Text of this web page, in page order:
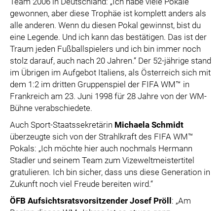
gewonnen, aber diese Trophäe ist komplett anders als
alle anderen. Wenn du diesen Pokal gewinnst, bist du
eine Legende. Und ich kann das bestätigen. Das ist der
Traum jeden Fußballspielers und ich bin immer noch
stolz darauf, auch nach 20 Jahren.“ Der 52-jährige stand
im Übrigen im Aufgebot Italiens, als Österreich sich mit
dem 1:2 im dritten Gruppenspiel der FIFA WM™ in
Frankreich am 23. Juni 1998 für 28 Jahre von der WM-
Bühne verabschiedete.
Auch Sport-Staatssekretärin Michaela Schmidt
überzeugte sich von der Strahlkraft des FIFA WM™
Pokals: „Ich möchte hier auch nochmals Hermann
Stadler und seinem Team zum Vizeweltmeistertitel
gratulieren. Ich bin sicher, dass uns diese Generation in
Zukunft noch viel Freude bereiten wird.“
ÖFB Aufsichtsratsvorsitzender Josef Pröll : „Am